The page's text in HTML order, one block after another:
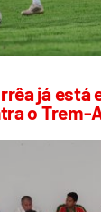
já está
o Trem-